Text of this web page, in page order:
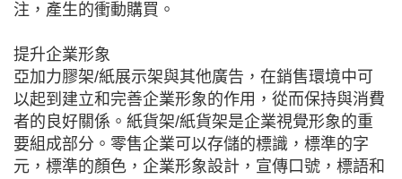
注，產生的衝動購買。
提升企業形象
亞加力膠架/紙展示架與其他廣告，在銷售環境中可
以起到建立和完善企業形象的作用，從而保持與消費
者的良好關係。紙貨架/紙貨架是企業視覺形象的重
要組成部分。零售企業可以存儲的標識，標準的字
元，標準的顏色，企業形象設計，宣傳口號，標語和